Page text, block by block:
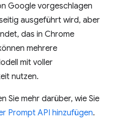
Google vorgeschlagen
ausgeführt wird, aber
das in Chrome
mehrere
mit voller
nutzen.
Sie mehr darüber, wie Sie
Prompt API hinzufügen.